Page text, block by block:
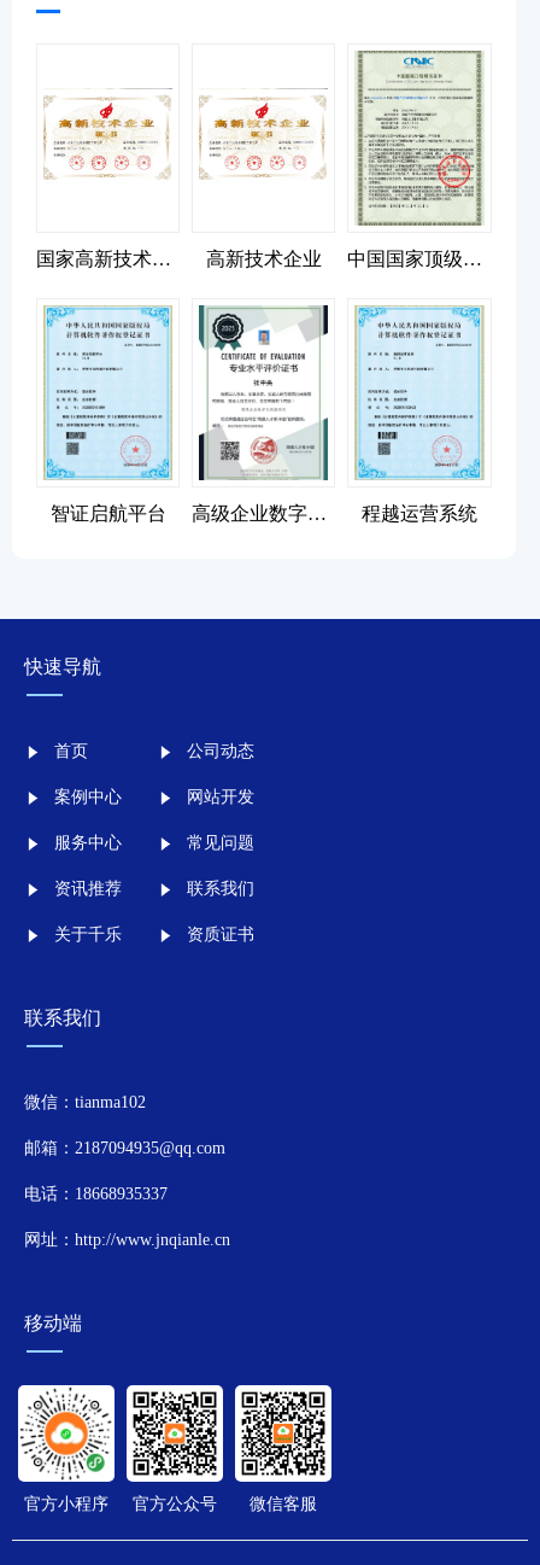
国家高新技术企业 高新技术企业 中国国家顶级域名证书
智证启航平台 高级企业数字化转型顾问 程越运营系统
快速导航
首页
案例中心
服务中心
资讯推荐
关于千乐
公司动态
网站开发
常见问题
联系我们
资质证书
联系我们
微信：tianma102
邮箱：2187094935@qq.com
电话：18668935337
网址：http://www.jnqianle.cn
移动端
官方小程序 官方公众号 微信客服